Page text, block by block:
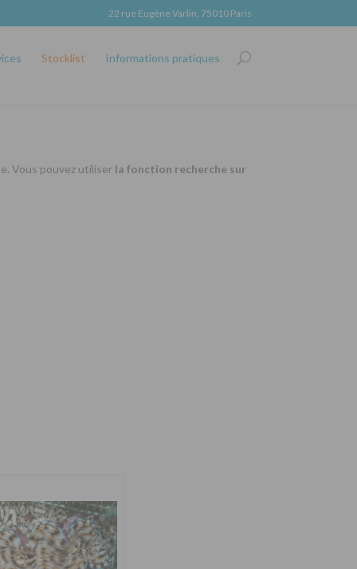
22 rue Eugène Varlin, 75010 Paris
Stocklist Informations pratiques
Vous pouvez utiliser la fonction recherche sur